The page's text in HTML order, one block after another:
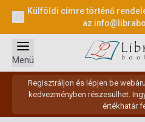
Külföldi címre történő
az
Regisztráljon és lépjen be
kedvezményben részesülhet.
értékhatár
Menü